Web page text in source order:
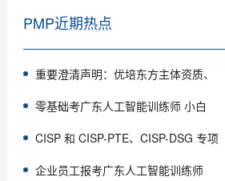
PMP近期热点
重要澄清声明：优培东方主体资质、
零基础考广东人工智能训练师 小白
CISP 和 CISP-PTE、CISP-DSG 专项
企业员工报考广东人工智能训练师